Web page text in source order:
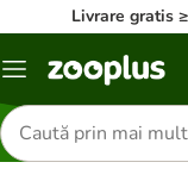
Livrare gratis
Categorii
Căutare
produse